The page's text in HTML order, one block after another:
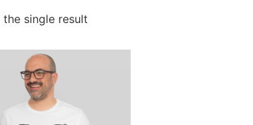
the single result